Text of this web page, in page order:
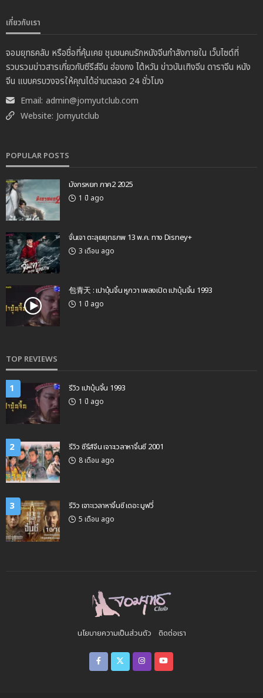
เกี่ยวกับเรา
จอมยุทธคลับ หรือชื่อที่คุ้นเคย ชุมชนคนรักหนังจีนกำลังภายใน เว็บไซต์ที่
รวบรวมข่าวสารเกี่ยวกับซีรีส์จีน ฮ่องกง ไต้หวัน ข่าวบันเทิงจีน ดาราจีน หนัง
จีน แบบครบวงจรให้คุณได้อ่านตลอด 24 ชั่วโมง
Email: admin@jomyutclub.com
Website: Jomyutclub
POPULAR POSTS
มังกรหยก ภาค2 2025
1 ปี ago
จั่นเจา ตะลุยยุทธภพ 13 พ.ค. ทาง Disney+
3 เดือน ago
包青天 : เปาบุ้นจิ้น หูกวา เพลงเปิด เปาบุ้นจิ้น 1993
1 ปี ago
TOP REVIEWS
1 รีวิว เปาบุ้นจิ้น 1993
1 ปี ago
2 รีวิว ซีรีส์จีน เจาะเวลาหาจิ๋นซี 2001
8 เดือน ago
3 รีวิว เจาะเวลาหาจิ๋นซี เดอะ มูฟวี่
5 เดือน ago
นโยบายความเป็นส่วนตัว ติดต่อเรา